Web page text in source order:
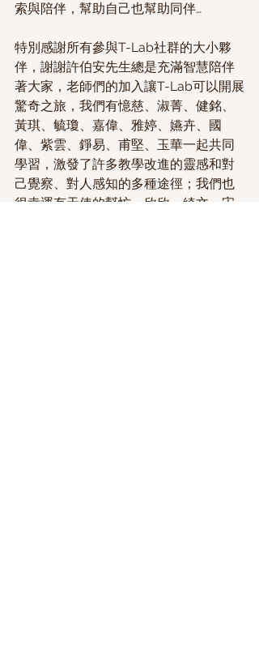
索與陪伴，幫助自己也幫助同伴…
特別感謝所有參與T-Lab社群的大小夥
伴，謝謝許伯安先生總是充滿智慧陪伴
著大家，老師們的加入讓T-Lab可以開展
驚奇之旅，我們有憶慈、淑菁、健銘、
黃琪、毓瓊、嘉偉、雅婷、嬿卉、國
偉、紫雲、錚易、甫堅、玉華一起共同
學習，激發了許多教學改進的靈感和對
己覺察、對人感知的多種途徑；我們也
很幸運有天使的幫忙，欣欣、綺文、宋